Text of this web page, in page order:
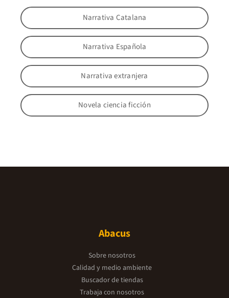
Narrativa Catalana
Narrativa Española
Narrativa extranjera
Novela ciencia ficción
Abacus
Sobre nosotros
Calidad y medio ambiente
Buscador de tiendas
Trabaja con nosotros